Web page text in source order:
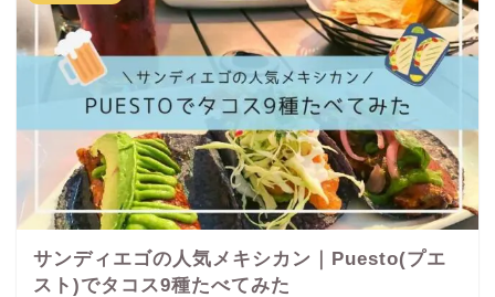
サンディエゴの人気メキシカン｜Puesto(プエ
スト)でタコス9種たべてみた